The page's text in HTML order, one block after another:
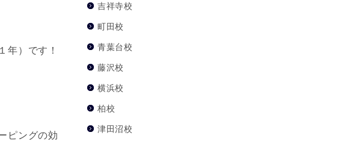
年）です！
ピングの効
吉祥寺校
町田校
青葉台校
藤沢校
横浜校
柏校
津田沼校